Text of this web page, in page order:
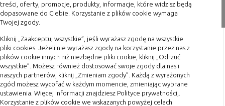
treści, oferty, promocje, produkty, informacje, które widzisz będą
dopasowane do Ciebie. Korzystanie z plików cookie wymaga
Twojej zgody.
Kliknij „Zaakceptuj wszystkie”, jeśli wyrażasz zgodę na wszystkie
pliki cookies. Jeżeli nie wyrażasz zgody na korzystanie przez nas z
plików cookie innych niż niezbędne pliki cookie, kliknij „Odrzuć
wszystkie”. Możesz również dostosować swoje zgody dla nas i
naszych partnerów, kliknij „Zmieniam zgody”. Każdą z wyrażonych
zgód możesz wycofać w każdym momencie, zmieniając wybrane
ustawienia. Więcej informacji znajdziesz Polityce prywatności,.
Korzystanie z plików cookie we wskazanych powyżej celach
Zakupy
Terminy realizacji
Koszty przesyłki
Dostawa
Reklamacje
Zwrot towaru